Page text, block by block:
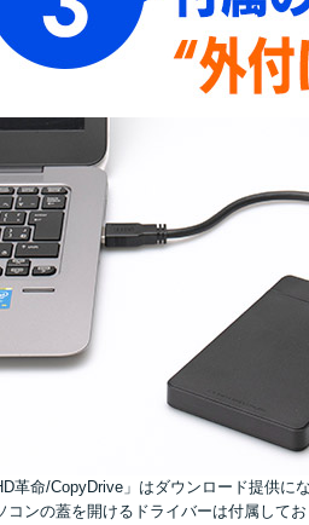
革命/CopyDrive」はダウンロード提供にな
コンの蓋を開けるドライバーは付属して